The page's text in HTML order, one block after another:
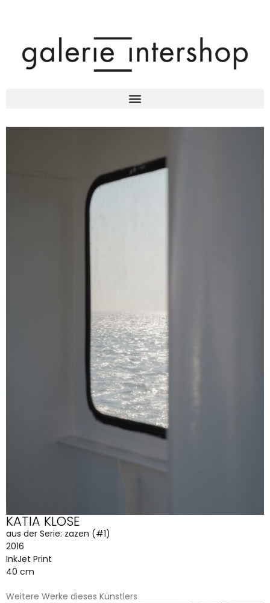
KATIA KLOSE
aus der Serie: zazen (#1)
2016
InkJet Print
40 cm
Weitere Werke dieses Künstlers